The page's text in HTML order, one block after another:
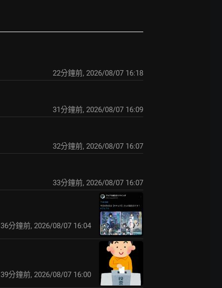
22分鐘前, 2026/08/07 16:18
31分鐘前, 2026/08/07 16:09
32分鐘前, 2026/08/07 16:07
33分鐘前, 2026/08/07 16:07
36分鐘前, 2026/08/07 16:04
39分鐘前, 2026/08/07 16:00